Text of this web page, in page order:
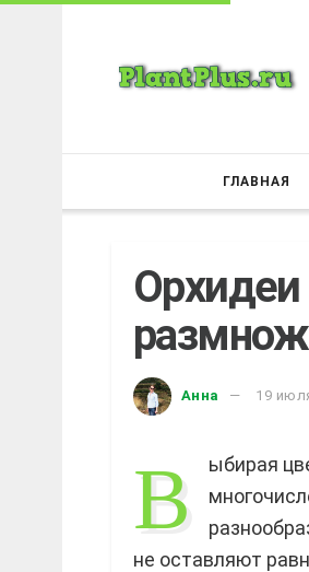
ГЛАВНАЯ
Анна 19
В
ыбирая
не оставляют